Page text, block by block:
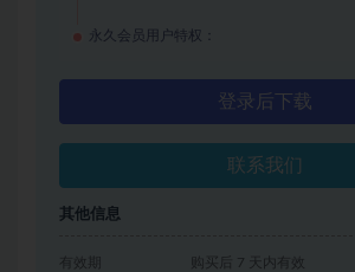
永久会员用户特权：
登录后下载
联系我们
其他信息
有效期 购买后 7 天内有效